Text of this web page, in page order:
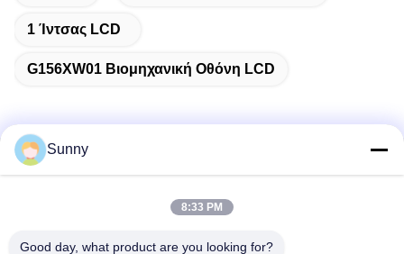
1 Ίντσας LCD
G156XW01 Βιομηχανική Οθόνη LCD
Γρήγορη επικοινωνία
Κτίριο Α, Κτίριο VERSINO, Νέα Περιοχή Longhua, Σενζέν
Sunny
8:33 PM
Good day, what product are you looking for?